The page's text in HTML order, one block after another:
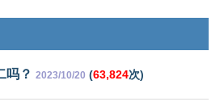
吗？ 2023/10/20 (63,824次)